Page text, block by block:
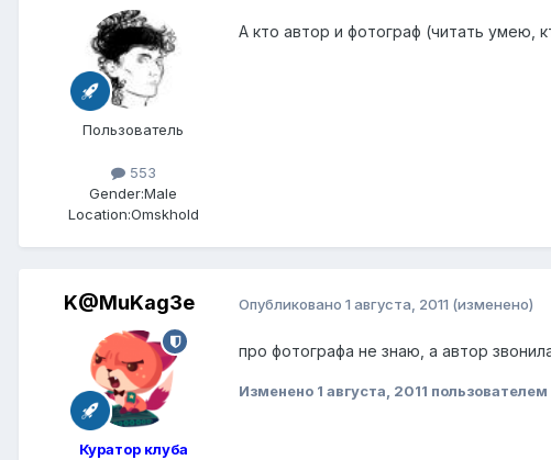
Пользователь
553
Gender:Male
Location:Omskhold
А кто автор и фотограф (читать умею,
K@MuKag3e
Куратор клуба
Опубликовано 1 августа, 2011 (изменено)
про фотографа не знаю, а автор
Изменено 1 августа, 2011